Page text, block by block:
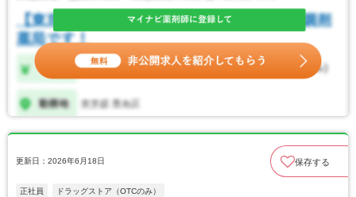
更新日：2026年6月18日 保存する
正社員 ドラッグストア（OTCのみ）